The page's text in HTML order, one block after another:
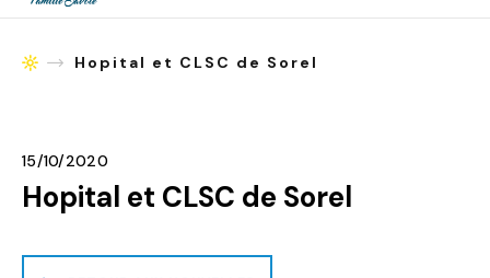
AccueilHopital et CLSC de Sorel
15/10/2020
Hopital et CLSC de Sorel